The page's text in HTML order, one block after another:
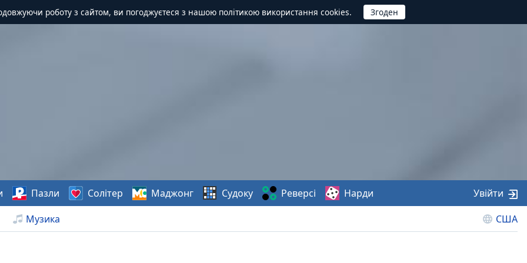
роботу з сайтом, ви погоджуєтеся з нашою політикою використання cookies.
Музика США
Пазли Солітер Маджонг Судоку Реверсі Нарди Увійти